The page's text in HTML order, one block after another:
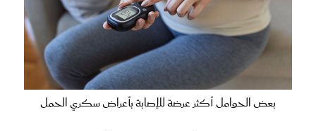
بعض الحوامل أكثر عرضة للإصابة بأعراض سكري الحمل